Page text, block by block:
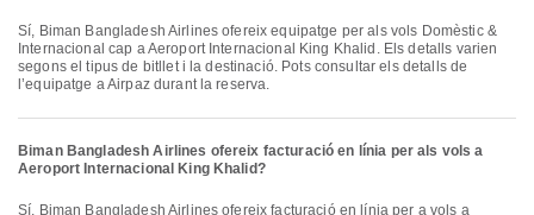
Sí, Biman Bangladesh Airlines ofereix equipatge per als vols Domèstic &
Internacional cap a Aeroport Internacional King Khalid. Els detalls varien
segons el tipus de bitllet i la destinació. Pots consultar els detalls de
l’equipatge a Airpaz durant la reserva.
Biman Bangladesh Airlines ofereix facturació en línia per als vols a
Aeroport Internacional King Khalid?
Sí, Biman Bangladesh Airlines ofereix facturació en línia per a vols a